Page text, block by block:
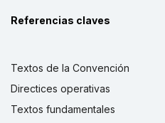
Referencias claves
Textos de la Convención
Directices operativas
Textos fundamentales